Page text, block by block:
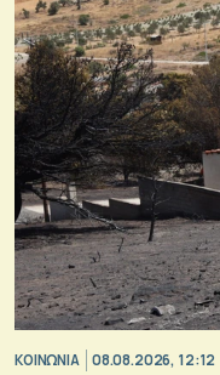
ΚΟΙΝΩΝΙΑ 08.08.2026, 12:12